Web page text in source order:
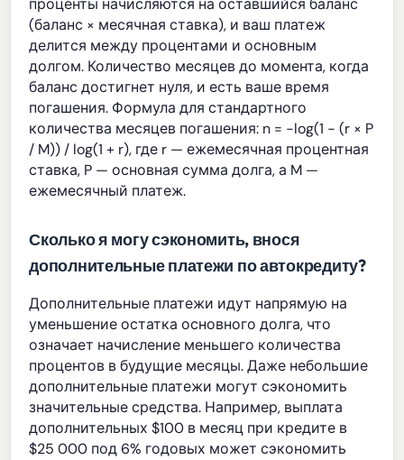
проценты начисляются на оставшийся баланс
(баланс × месячная ставка), и ваш платеж
делится между процентами и основным
долгом. Количество месяцев до момента, когда
баланс достигнет нуля, и есть ваше время
погашения. Формула для стандартного
количества месяцев погашения: n = −log(1 − (r × P
/ M)) / log(1 + r), где r — ежемесячная процентная
ставка, P — основная сумма долга, а M —
ежемесячный платеж.
Сколько я могу сэкономить, внося
дополнительные платежи по автокредиту?
Дополнительные платежи идут напрямую на
уменьшение остатка основного долга, что
означает начисление меньшего количества
процентов в будущие месяцы. Даже небольшие
дополнительные платежи могут сэкономить
значительные средства. Например, выплата
дополнительных $100 в месяц при кредите в
$25 000 под 6% годовых может сэкономить